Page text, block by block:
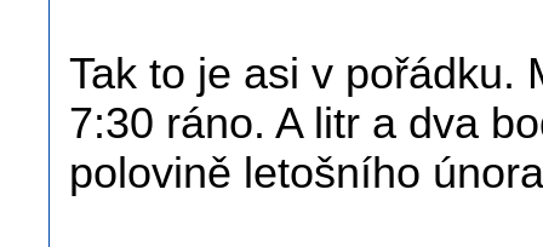
Tak to je asi v pořádku.
7:30 ráno. A litr a dva
polovině letošního